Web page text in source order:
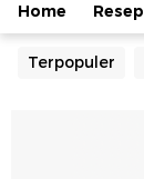
Home Resep
Terpopuler